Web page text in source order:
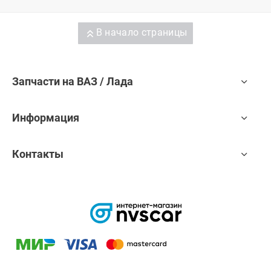
В начало страницы
Запчасти на ВАЗ / Лада
Информация
Контакты